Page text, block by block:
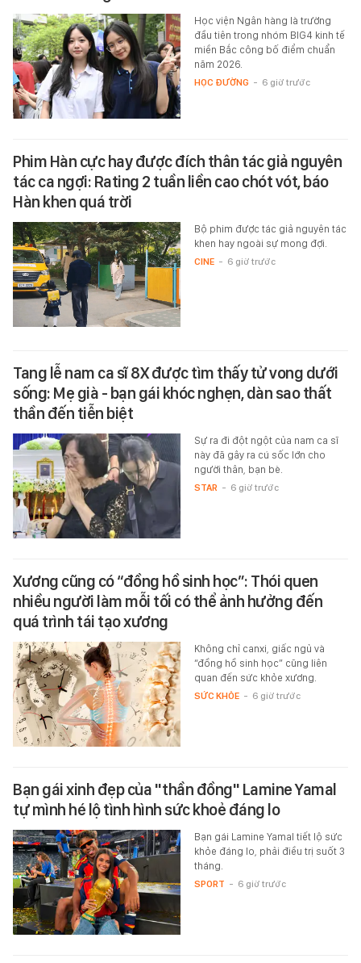
Học viện Ngân hàng là trường
đầu tiên trong nhóm BIG4 kinh tế
miền Bắc công bố điểm chuẩn
năm 2026.
HỌC ĐƯỜNG - 6 giờ trước
Phim Hàn cực hay được đích thân tác giả nguyên
tác ca ngợi: Rating 2 tuần liền cao chót vót, báo
Hàn khen quá trời
Bộ phim được tác giả nguyên tác
khen hay ngoài sự mong đợi.
CINE - 6 giờ trước
Tang lễ nam ca sĩ 8X được tìm thấy tử vong dưới
sống: Mẹ già - bạn gái khóc nghẹn, dàn sao thất
thần đến tiễn biệt
Sự ra đi đột ngột của nam ca sĩ
này đã gây ra cú sốc lớn cho
người thân, bạn bè.
STAR - 6 giờ trước
Xương cũng có “đồng hồ sinh học”: Thói quen
nhiều người làm mỗi tối có thể ảnh hưởng đến
quá trình tái tạo xương
Không chỉ canxi, giấc ngủ và
“đồng hồ sinh học” cũng liên
quan đến sức khỏe xương.
SỨC KHỎE - 6 giờ trước
Bạn gái xinh đẹp của "thần đồng" Lamine Yamal
tự mình hé lộ tình hình sức khoẻ đáng lo
Bạn gái Lamine Yamal tiết lộ sức
khỏe đáng lo, phải điều trị suốt 3
tháng.
SPORT - 6 giờ trước